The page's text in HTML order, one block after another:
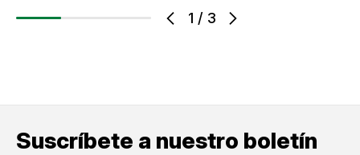
1 / 3
Suscríbete a nuestro boletín